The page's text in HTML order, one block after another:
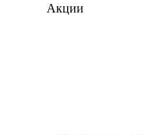
Акции